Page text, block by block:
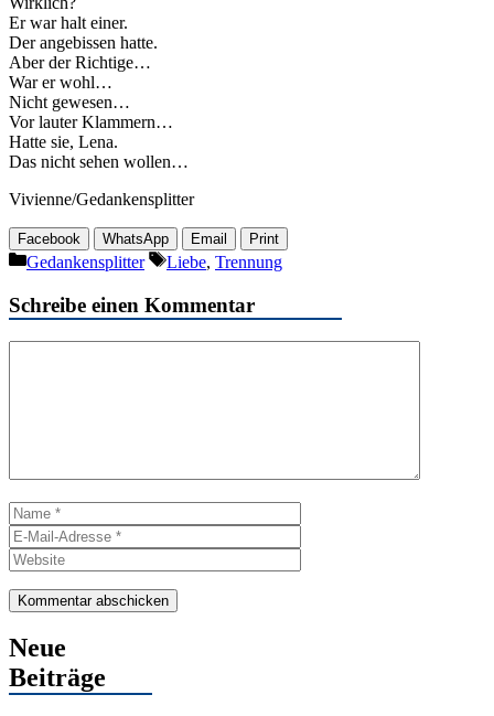
Er war halt einer.
Der angebissen hatte.
Aber der Richtige…
War er wohl…
Nicht gewesen…
Vor lauter Klammern…
Hatte sie, Lena.
Das nicht sehen wollen…
Vivienne/Gedankensplitter
Facebook WhatsApp Email Print
Kategorien
Gedankensplitter Schlagwörter
Liebe, Trennung
Schreibe einen Kommentar
Name
Mail-
Adresse
Neue
Beiträge